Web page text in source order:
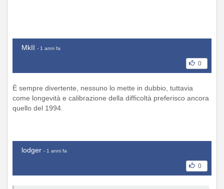
MkII - 1 anni fa
0
È sempre divertente, nessuno lo mette in dubbio, tuttavia
come longevità e calibrazione della difficoltà preferisco ancora
quello del 1994.
lodger - 1 anni fa
0